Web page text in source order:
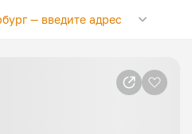
—введите адрес